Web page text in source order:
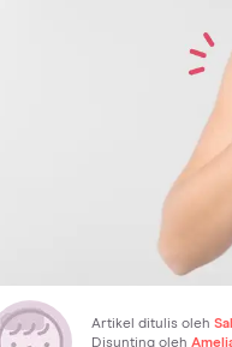
Artikel ditulis oleh
Disunting oleh